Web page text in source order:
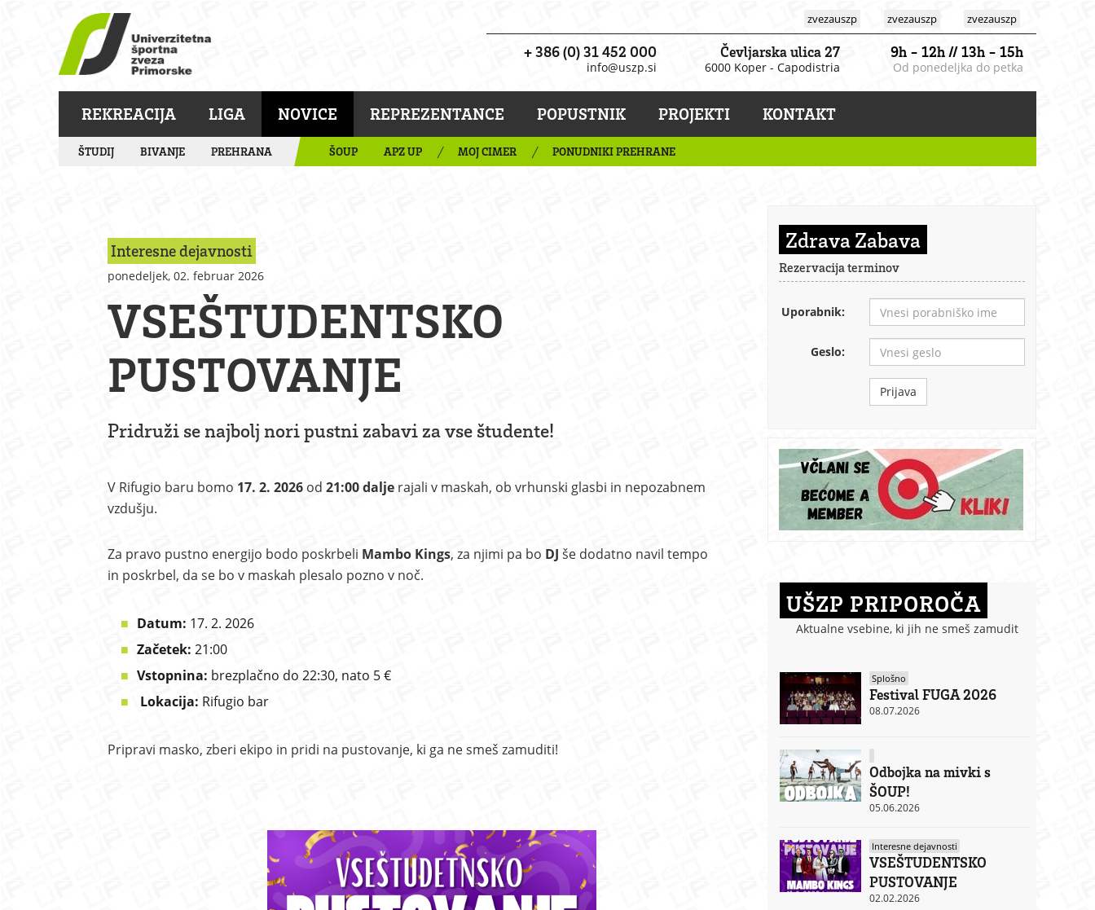
zvezauszp zvezauszp zvezauszp
+ 386 (0) 31 452 000
info@uszp.si
Čevljarska ulica 27
6000 Koper - Capodistria
9h - 12h // 13h - 15h
Od ponedeljka do petka
REKREACIJA LIGA NOVICE REPREZENTANCE POPUSTNIK PROJEKTI KONTAKT
ŠTUDIJ BIVANJE PREHRANA ŠOUP APZ UP MOJ CIMER PONUDNIKI PREHRANE
Interesne dejavnosti
ponedeljek, 02. februar 2026
VSEŠTUDENTSKO
PUSTOVANJE
Pridruži se najbolj nori pustni zabavi za vse študente!
V Rifugio baru bomo 17. 2. 2026od 21:00 dalje rajali v maskah, ob vrhunski glasbi in nepozabnem
vzdušju.
Za pravo pustno energijo bodo poskrbeli Mambo Kings, za njimi pa bo DJ še dodatno navil tempo
in poskrbel, da se bo v maskah plesalo pozno v noč.
Datum: 17. 2. 2026
Začetek: 21:00
Vstopnina: brezplačno do 22:30, nato 5 €
Lokacija: Rifugio bar
Pripravi masko, zberi ekipo in pridi na pustovanje, ki ga ne smeš zamuditi!
Zdrava Zabava
Rezervacija terminov
Uporabnik:
Geslo:
Prijava
UŠZP PRIPOROČA
Aktualne vsebine, ki jih ne smeš zamudit
Splošno
Festival FUGA 2026
08.07.2026
Odbojka na mivki s
ŠOUP!
05.06.2026
Interesne dejavnosti
VSEŠTUDENTSKO
PUSTOVANJE
02.02.2026